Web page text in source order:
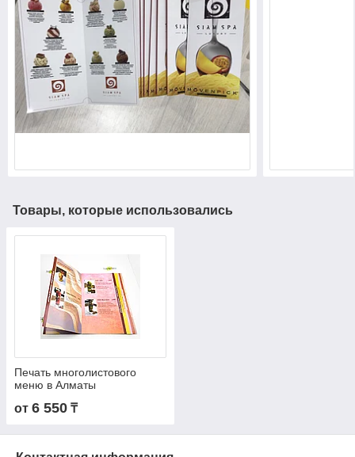
Товары, которые использовались
Печать многолистового
меню в Алматы
от 6 550 ₸